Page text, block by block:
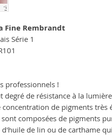
Fine Rembrandt
Série 1
professionnels !
degré de résistance à la
concentration de pigments très
composées de pigments
d'huile de lin ou de carthame